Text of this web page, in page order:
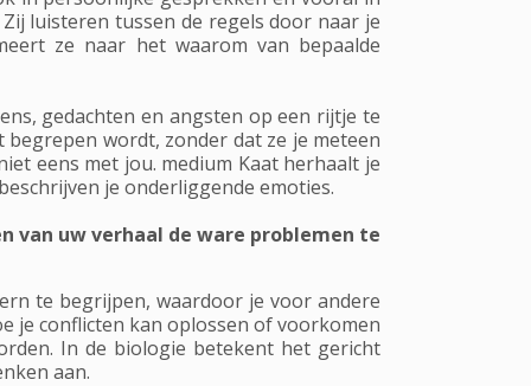
luisteren tussen de regels door naar je
ze naar het waarom van bepaalde
gedachten en angsten op een rijtje te
wordt, zonder dat ze je meteen
eens met jou. medium Kaat herhaalt je
je onderliggende emoties.
van uw verhaal de ware problemen te
te begrijpen, waardoor je voor andere
je conflicten kan oplossen of voorkomen
In de biologie betekent het gericht
aan.